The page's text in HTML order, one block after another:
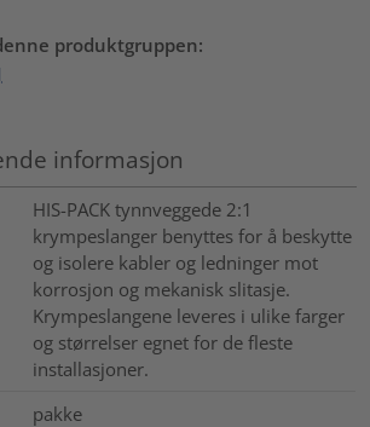
produktgruppen:
informasjon
HIS-PACK tynnveggede 2:1
krympeslanger benyttes for å beskytte
og isolere kabler og ledninger mot
korrosjon og mekanisk slitasje.
Krympeslangene leveres i ulike farger
og størrelser egnet for de fleste
installasjoner.
pakke